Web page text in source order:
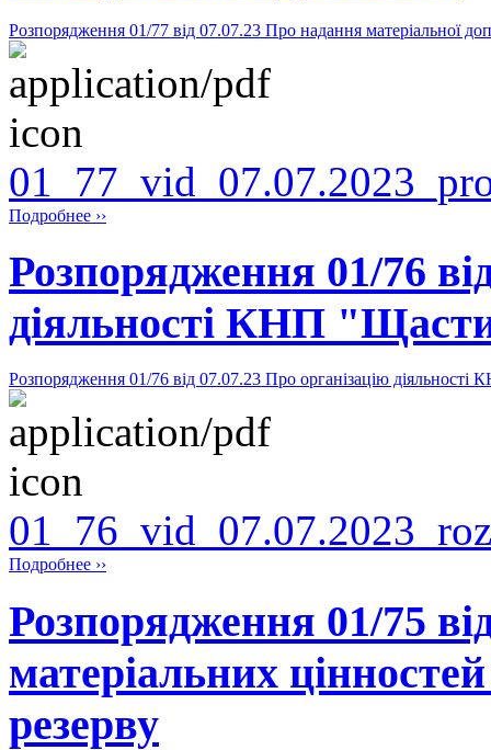
Розпорядження 01/77 від 07.07.23 Про надання матеріальної
Подробнее ››
Розпорядження 01/76
діяльності КНП
Розпорядження 01/76 від 07.07.23 Про організацію діяльності
Подробнее ››
Розпорядження 01/75
матеріальних
резерву